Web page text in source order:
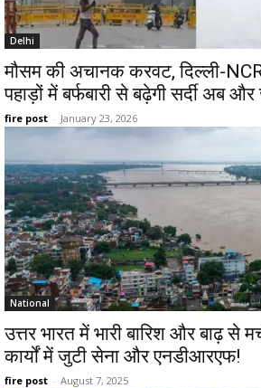
Delhi
मौसम की अचानक करवट, दिल्ली-
पहाड़ों में बर्फबारी से बढ़ेगी सर्दी अब
fire post - January 23, 2026
National
उत्तर भारत में भारी बारिश और बाढ़ से
कार्यों में जुटी सेना और एनडीआरएफ!
fire post - August 7, 2025